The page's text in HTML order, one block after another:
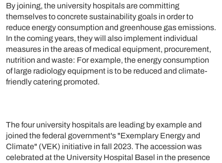
By joining, the university hospitals are committing
themselves to concrete sustainability goals in order to
reduce energy consumption and greenhouse gas emissions.
In the coming years, they will also implement individual
measures in the areas of medical equipment, procurement,
nutrition and waste: For example, the energy consumption
of large radiology equipment is to be reduced and climate-
friendly catering promoted.
The four university hospitals are leading by example and
joined the federal government's "Exemplary Energy and
Climate" (VEK) initiative in fall 2023. The accession was
celebrated at the University Hospital Basel in the presence